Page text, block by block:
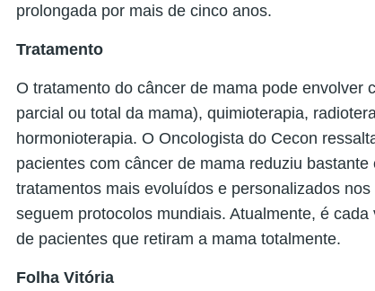
prolongada por mais de cinco anos.
Tratamento
O tratamento do câncer de mama pode envolver
parcial ou total da mama), quimioterapia,
hormonioterapia. O Oncologista do Cecon
pacientes com câncer de mama reduziu bastante
tratamentos mais evoluídos e personalizados
seguem protocolos mundiais. Atualmente, é
de pacientes que retiram a mama totalmente.
Folha Vitória